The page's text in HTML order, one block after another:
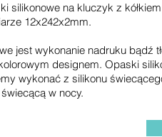
silikonowe na kluczyk z
12x242x2mm.
jest wykonanie nadruku bądź
designem. Opaski
wykonać z silikonu
w nocy.